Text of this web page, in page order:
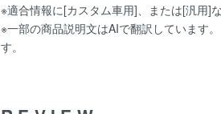
※適合情報に[カスタム車用]、または[汎用]
※一部の商品説明文はAIで翻訳しています
す。